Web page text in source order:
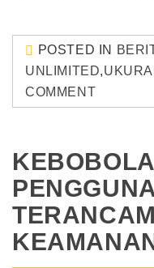
POSTED IN
UNLIMITED,
COMMENT
TERANCAM